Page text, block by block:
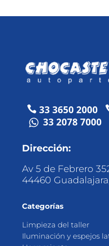
 33 3650 2000
33 2078 7000
Dirección:
Av 5 de Febrero
44460
Categorías
Limpieza del taller
Iluminación y espejos